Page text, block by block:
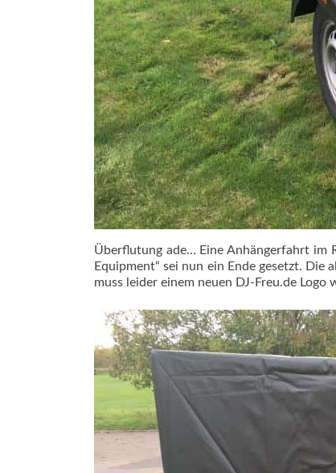
Überflutung ade… Eine Anhängerfahrt im
Equipment“ sei nun ein Ende gesetzt.
muss leider einem neuen DJ-Freu.de